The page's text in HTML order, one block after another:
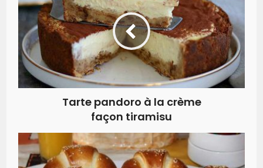
Tarte pandoro à la crème
façon tiramisu